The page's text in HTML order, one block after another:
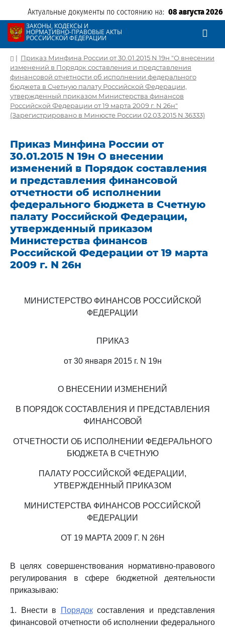
Актуальные документы по состоянию на: 08 августа 2026
ЗАКОНЫ, КОДЕКСЫ И
НОРМАТИВНО-ПРАВОВЫЕ АКТЫ
РОССИЙСКОЙ ФЕДЕРАЦИИ
| Приказ Минфина России от 30.01.2015 N 19н "О внесении
изменений в Порядок составления и представления
финансовой отчетности об исполнении федерального
бюджета в Счетную палату Российской Федерации,
утвержденный приказом Министерства финансов
Российской Федерации от 19 марта 2009 г. N 26н"
(Зарегистрировано в Минюсте России 02.03.2015 N 36333)
Приказ Минфина России от
30.01.2015 N 19н О внесении
изменений в Порядок составления
и представления финансовой
отчетности об исполнении
федерального бюджета в Счетную
палату Российской Федерации,
утвержденный приказом
Министерства финансов
Российской Федерации от 19 марта
2009 г. N 26н
МИНИСТЕРСТВО ФИНАНСОВ РОССИЙСКОЙ
ФЕДЕРАЦИИ
ПРИКАЗ
от 30 января 2015 г. N 19н
О ВНЕСЕНИИ ИЗМЕНЕНИЙ
В ПОРЯДОК СОСТАВЛЕНИЯ И ПРЕДСТАВЛЕНИЯ
ФИНАНСОВОЙ
ОТЧЕТНОСТИ ОБ ИСПОЛНЕНИИ ФЕДЕРАЛЬНОГО
БЮДЖЕТА В СЧЕТНУЮ
ПАЛАТУ РОССИЙСКОЙ ФЕДЕРАЦИИ,
УТВЕРЖДЕННЫЙ ПРИКАЗОМ
МИНИСТЕРСТВА ФИНАНСОВ РОССИЙСКОЙ
ФЕДЕРАЦИИ
ОТ 19 МАРТА 2009 Г. N 26Н
В целях совершенствования нормативно-правового
регулирования в сфере бюджетной деятельности
приказываю:
1. Внести в Порядоксоставления и представления
финансовой отчетности об исполнении федерального